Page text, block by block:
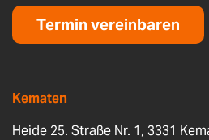
Termin vereinbaren
Kematen
Heide 25. Straße Nr. 1, 3331